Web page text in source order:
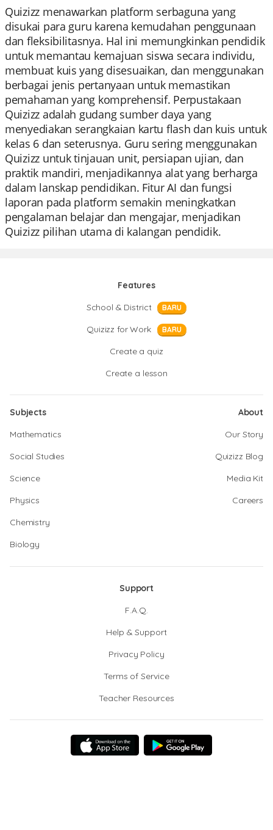
Quizizz menawarkan platform serbaguna yang
disukai para guru karena kemudahan penggunaan
dan fleksibilitasnya. Hal ini memungkinkan pendidik
untuk memantau kemajuan siswa secara individu,
membuat kuis yang disesuaikan, dan menggunakan
berbagai jenis pertanyaan untuk memastikan
pemahaman yang komprehensif. Perpustakaan
Quizizz adalah gudang sumber daya yang
menyediakan serangkaian kartu flash dan kuis untuk
kelas 6 dan seterusnya. Guru sering menggunakan
Quizizz untuk tinjauan unit, persiapan ujian, dan
praktik mandiri, menjadikannya alat yang berharga
dalam lanskap pendidikan. Fitur AI dan fungsi
laporan pada platform semakin meningkatkan
pengalaman belajar dan mengajar, menjadikan
Quizizz pilihan utama di kalangan pendidik.
Features
School & District
BARU
Quizizz for Work BARU
Create a quiz
Create a lesson
Subjects
Mathematics
Social Studies
Science
Physics
Chemistry
Biology
About
Our Story
Quizizz Blog
Media Kit
Careers
Support
F.A.Q.
Help & Support
Privacy Policy
Terms of Service
Teacher Resources